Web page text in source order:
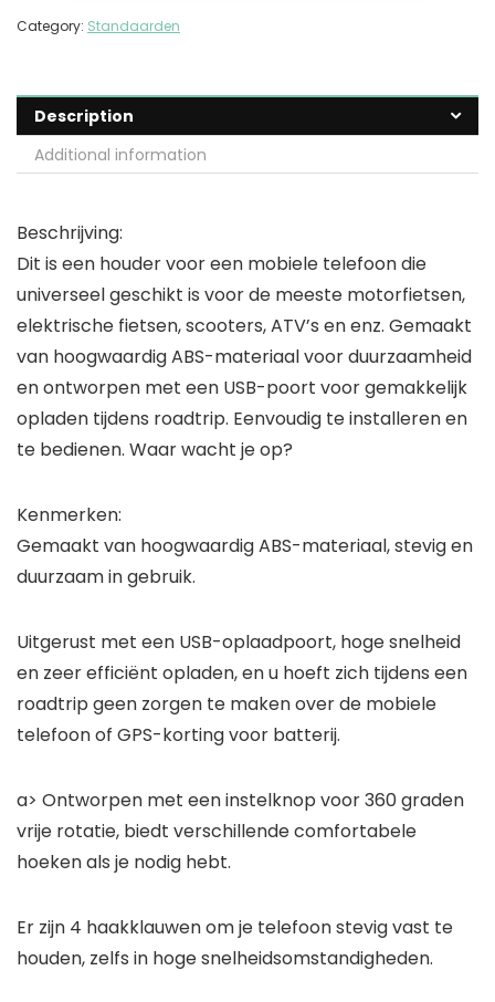
Category: Standaarden
Description
Additional information
Beschrijving:
Dit is een houder voor een mobiele telefoon die
universeel geschikt is voor de meeste motorfietsen,
elektrische fietsen, scooters, ATV’s en enz. Gemaakt
van hoogwaardig ABS-materiaal voor duurzaamheid
en ontworpen met een USB-poort voor gemakkelijk
opladen tijdens roadtrip. Eenvoudig te installeren en
te bedienen. Waar wacht je op?
Kenmerken:
Gemaakt van hoogwaardig ABS-materiaal, stevig en
duurzaam in gebruik.
Uitgerust met een USB-oplaadpoort, hoge snelheid
en zeer efficiënt opladen, en u hoeft zich tijdens een
roadtrip geen zorgen te maken over de mobiele
telefoon of GPS-korting voor batterij.
a> Ontworpen met een instelknop voor 360 graden
vrije rotatie, biedt verschillende comfortabele
hoeken als je nodig hebt.
Er zijn 4 haakklauwen om je telefoon stevig vast te
houden, zelfs in hoge snelheidsomstandigheden.